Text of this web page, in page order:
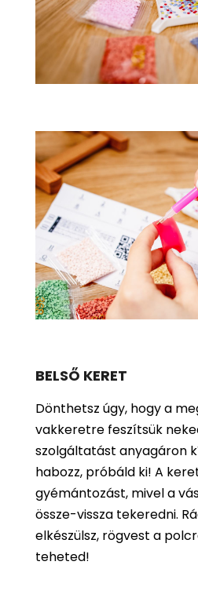
BELSŐ KERET
Dönthetsz úgy, hogy a
vakkeretre feszítsük
szolgáltatást anyagáron
habozz, próbáld ki! A
gyémántozást, mivel a
össze-vissza tekeredni.
elkészülsz, rögvest a
teheted!